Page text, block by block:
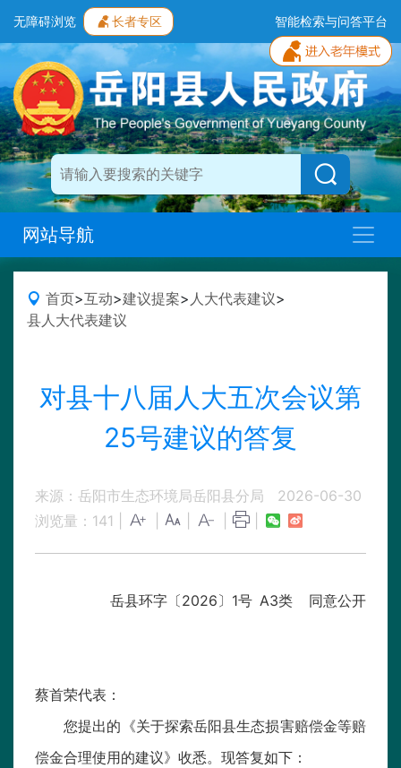
无障碍浏览 长者专区 智能检索与问答平台
网站导航
首页>互动>建议提案> 人大代表建议>
县人大代表建议
对县十八届人大五次会议第
25号建议的答复
来源：岳阳市生态环境局岳阳县分局
2026-06-30
浏览量： 141
岳县环字〔2026〕1号 A3类 同意公开
蔡首荣代表：
您提出的《关于探索岳阳县生态损害赔偿金等赔
偿金合理使用的建议》收悉。现答复如下：